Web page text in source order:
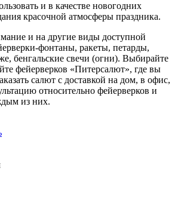
и в качестве новогодних
красочной атмосферы праздника.
и на другие виды доступной
фонтаны, ракеты, петарды,
бенгальские свечи (огни). Выбирайте
фейерверков «Питерсалют», где вы
салют с доставкой на дом, в офис,
относительно фейерверков и
из них.